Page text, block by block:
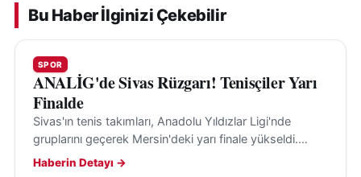
Bu Haber İlginizi Çekebilir
SPOR
ANALİG'de Sivas Rüzgarı! Tenisçiler Yarı
Finalde
Sivas'ın tenis takımları, Anadolu Yıldızlar Ligi'nde
gruplarını geçerek Mersin'deki yarı finale yükseldi.
Başarıları, Sivas sporunun gelişimini gösteriyor.
Haberin Detayı →